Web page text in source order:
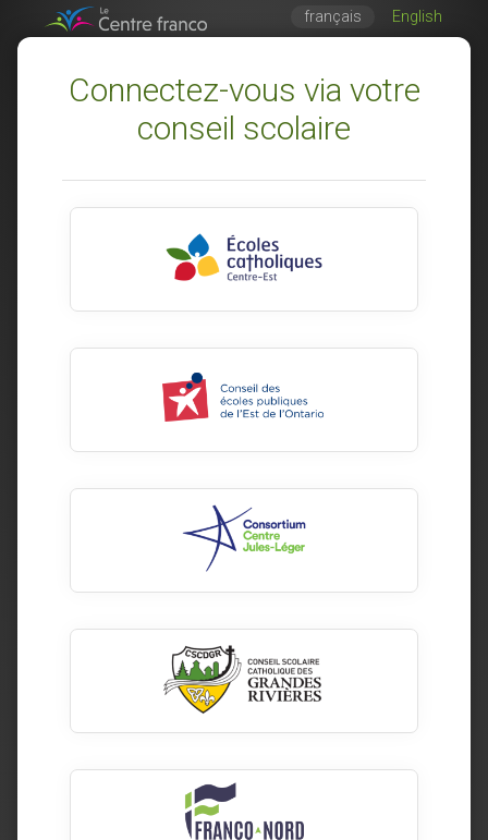
français English
Connectez-vous via votre
conseil scolaire